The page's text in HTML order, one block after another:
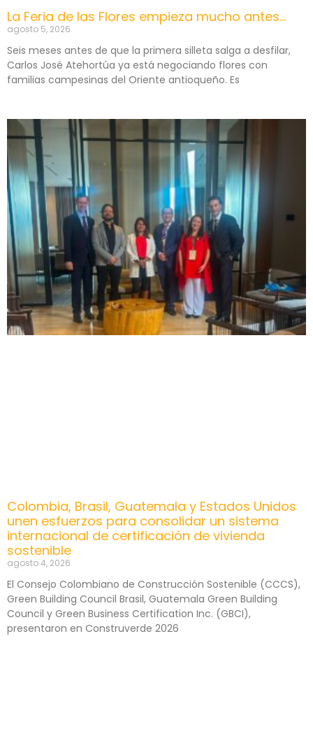
La Feria de las Flores empieza mucho antes…
agosto 5, 2026
Seis meses antes de que la primera silleta salga a desfilar,
Carlos José Atehortúa ya está negociando flores con
familias campesinas del Oriente antioqueño. Es
Colombia, Brasil, Guatemala y Estados Unidos
unen esfuerzos para consolidar un sistema
internacional de certificación de vivienda
sostenible
agosto 4, 2026
El Consejo Colombiano de Construcción Sostenible (CCCS),
Green Building Council Brasil, Guatemala Green Building
Council y Green Business Certification Inc. (GBCI),
presentaron en Construverde 2026